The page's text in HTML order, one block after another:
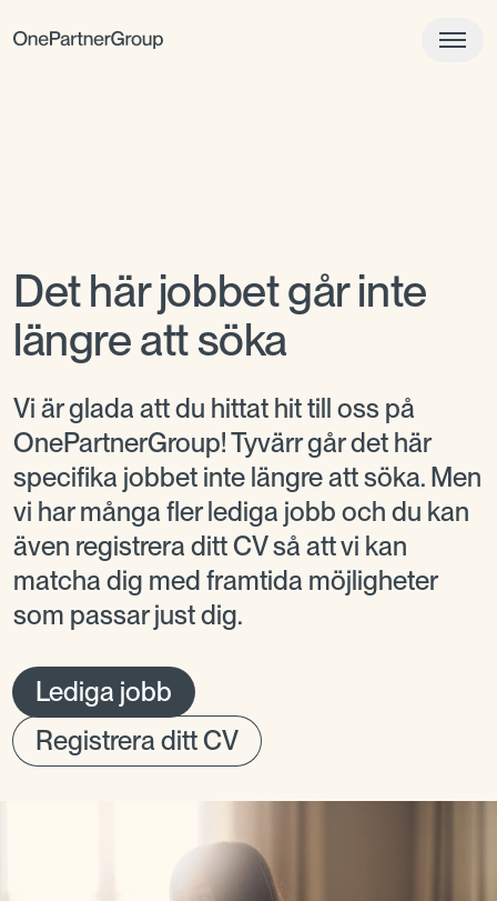
Det här jobbet går inte
längre att söka
Vi är glada att du hittat hit till oss på
OnePartnerGroup! Tyvärr går det här
specifika jobbet inte längre att söka. Men
vi har många fler lediga jobb och du kan
även registrera ditt CV så att vi kan
matcha dig med framtida möjligheter
som passar just dig.
Lediga jobb
Registrera ditt CV